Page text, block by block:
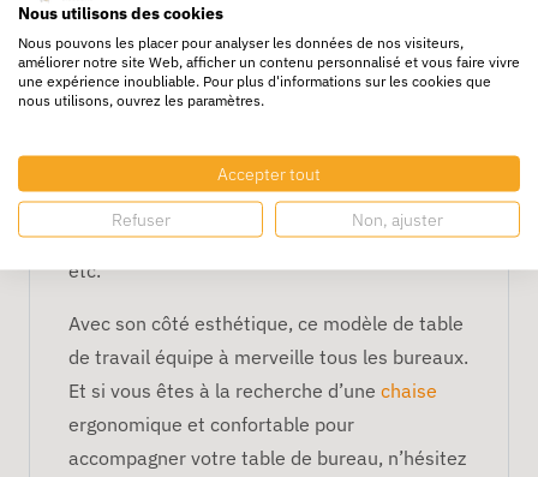
La table de travail propose un système
d'assemblage à la fois évolutif et
pour concevoir des tables de laboratoire, des
tables d’emballage, des tables de montage,
des tables de coupe, des comptoirs de vente,
etc.
Avec son côté esthétique, ce modèle de table
de travail équipe à merveille tous les bureaux.
Et si vous êtes à la recherche d’une chaise
ergonomique et confortable pour
accompagner votre table de bureau, n’hésitez
Nous utilisons des cookies
Nous pouvons les placer pour analyser les données de nos visiteurs,
améliorer notre site Web, afficher un contenu personnalisé et vous faire vivre
une expérience inoubliable. Pour plus d'informations sur les cookies que
nous utilisons, ouvrez les paramètres.
Accepter tout
Refuser Non, ajuster